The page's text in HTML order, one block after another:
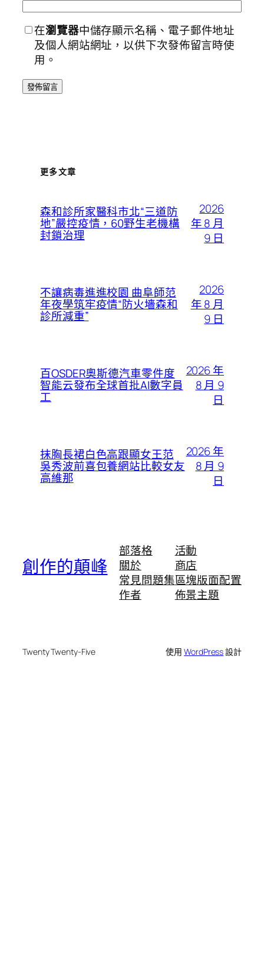
在瀏覽器中儲存顯示名稱、電子郵件地址
及個人網站網址，以供下次發佈留言時使
用。
更多文章
森和診所家醫科市北“三道防
地”嚴控疫情，60野生老機構
封鎖治理
2026
年 8 月
9 日
不讓病毒進進校園 曲阜師范
年夜學筑牢疫情“防火墻森和
診所減重”
2026
年 8 月
9 日
百OSDER奧斯德汽車零件度
智能云發布全球首批AI數字員
工
2026 年
8 月 9
日
抹胸長裙白色高跟顯女王范
吳秀波前喜包養網站比較女友
高維那
2026 年
8 月 9
日
創作的顛峰
部落格
關於
常見問題集
作者
活動
商店
區塊版面配置
佈景主題
Twenty Twenty-Five 使用WordPress設計